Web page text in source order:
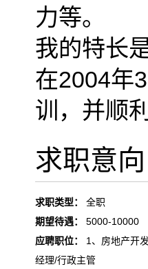
力等。
我的特长
在2004年
训，并顺
求职意向
求职类型： 全职
期望待遇：
5000-10000
应聘职位：
1、房地产开
经理/行政主管